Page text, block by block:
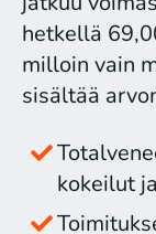
hetkellä
milloin vain
sisältää
kokeilut